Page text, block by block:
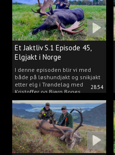
28:54
Et Jaktliv S.1 Episode 45,
Elgjakt i Norge
I denne episoden blir vi med
både på løshundjakt og snikjakt
etter elg i Trøndelag med
Kristoffer og Bjørn Bones